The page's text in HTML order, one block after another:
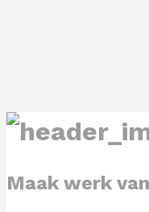
Maak werk